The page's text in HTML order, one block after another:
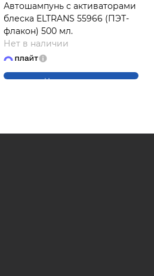
Автошампунь с активаторами
блеска ELTRANS 55966 (ПЭТ-
флакон) 500 мл.
Нет в наличии
Нет в наличии